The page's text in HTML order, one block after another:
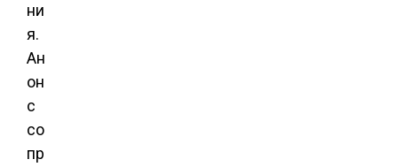
ни
я.
Ан
он
с
со
пр